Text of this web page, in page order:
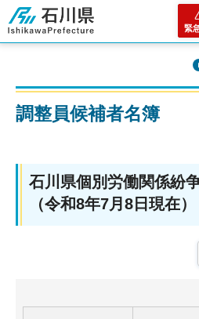
石川県
緊
調整員候補者名簿
石川県個別労働関係紛
（令和8年7月8日現在）